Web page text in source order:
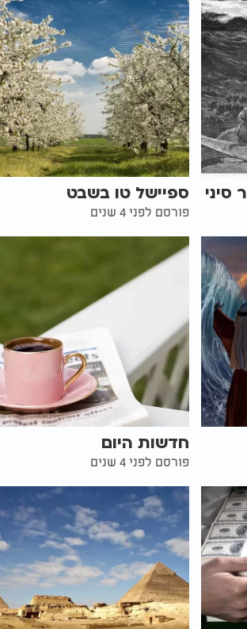
ספיישל טו בשבט
פורסם לפני 4 שנים
חדשות היום
פורסם לפני 4 שנים